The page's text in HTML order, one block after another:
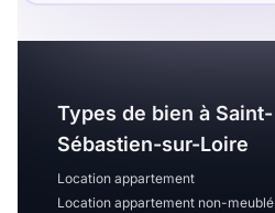
Types de bien à Saint-
Sébastien-sur-Loire
Location appartement
Location appartement non-meublé